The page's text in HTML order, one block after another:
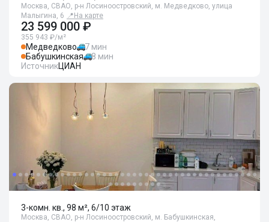
Москва, СВАО, р-н Лосиноостровский, м. Медведково, улица
Малыгина, 6 📍 На карте
23 599 000 ₽
355 943 ₽/м²
Медведково
7 мин
Бабушкинская
8 мин
ИсточникЦИАН
3-комн. кв., 98 м², 6/10 этаж
Москва, СВАО, р-н Лосиноостровский, м. Бабушкинская,